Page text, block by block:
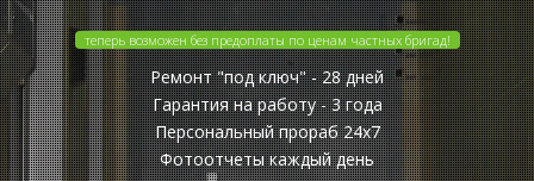
теперь возможен без предоплаты по ценам частных бригад!
Ремонт "под ключ" - 28 дней
Гарантия на работу - 3 года
Персональный прораб 24x7
Фотоотчеты каждый день